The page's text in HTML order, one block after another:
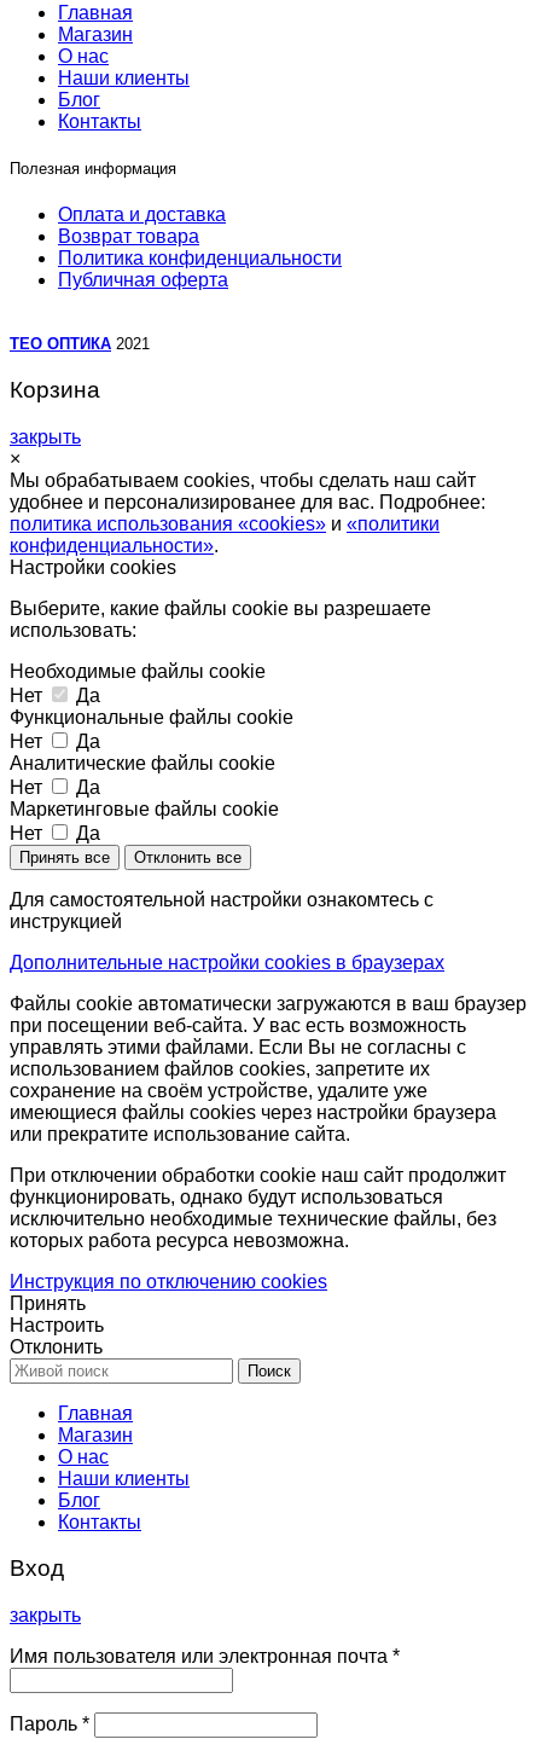
Главная
Магазин
О нас
Наши клиенты
Блог
Контакты
Полезная информация
Оплата и доставка
Возврат товара
Политика конфиденциальности
Публичная оферта
TEO ОПТИКА 2021
Корзина
закрыть
×
Мы обрабатываем cookies, чтобы сделать наш сайт
удобнее и персонализированее для вас. Подробнее:
политика использования «cookies» и «политики
конфиденциальности».
Настройки cookies
Выберите, какие файлы cookie вы разрешаете
использовать:
Необходимые файлы cookie
Нет
Да
Функциональные файлы cookie
Нет
Да
Аналитические файлы cookie
Нет
Да
Маркетинговые файлы cookie
Нет
Да
Принять все Отклонить все
Для самостоятельной настройки ознакомтесь с
инструкцией
Дополнительные настройки cookies в браузерах
Файлы cookie автоматически загружаются в ваш браузер
при посещении веб-сайта. У вас есть возможность
управлять этими файлами. Если Вы не согласны с
использованием файлов cookies, запретите их
сохранение на своём устройстве, удалите уже
имеющиеся файлы cookies через настройки браузера
или прекратите использование сайта.
При отключении обработки cookie наш сайт продолжит
функционировать, однако будут использоваться
исключительно необходимые технические файлы, без
которых работа ресурса невозможна.
Инструкция по отключению cookies
Принять
Настроить
Отклонить
Поиск
Главная
Магазин
О нас
Наши клиенты
Блог
Контакты
Вход
закрыть
Имя пользователя или электронная почта *
Пароль *